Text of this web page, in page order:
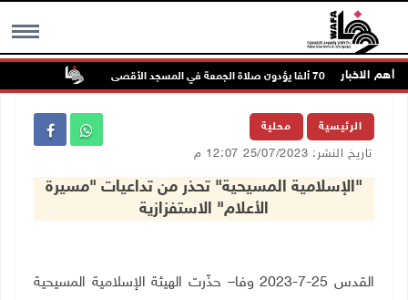
MENU أهم الاخبار
الرئيسية محلية
تاريخ النشر: 25/07/2023 12:07 م
"الإسلامية المسيحية" تحذر من تداعيات "مسيرة
الأعلام" الاستفزازية
القدس 25-7-2023 وفا– حذّرت الهيئة الإسلامية المسيحية